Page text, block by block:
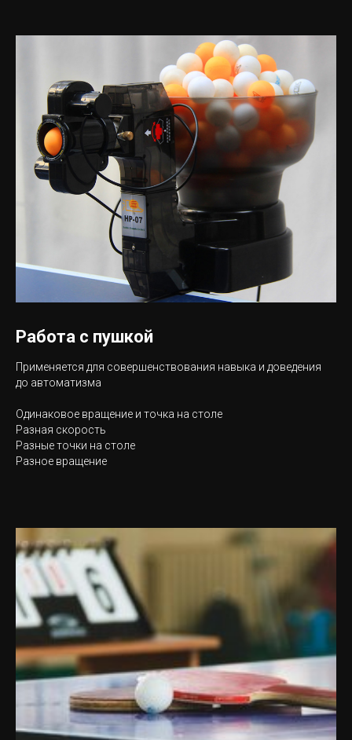
Работа с пушкой
Применяется для совершенствования навыка и доведения
до автоматизма
Одинаковое вращение и точка на столе
Разная скорость
Разные точки на столе
Разное вращение